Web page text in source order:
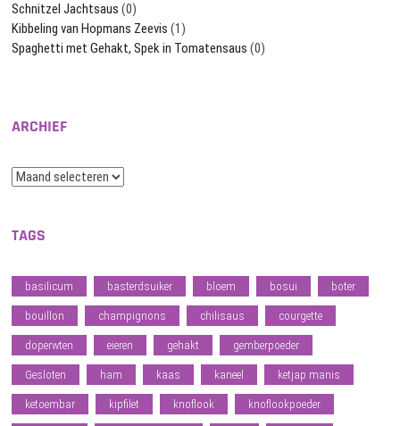
Schnitzel Jachtsaus (0)
Kibbeling van Hopmans Zeevis (1)
Spaghetti met Gehakt, Spek in Tomatensaus (0)
ARCHIEF
Archief
TAGS
basilicum basterdsuiker bloem bosui boter
bouillon champignons chilisaus courgette
doperwten eieren gehakt gemberpoeder
Gesloten ham kaas kaneel ketjap manis
ketoembar kipfilet knoflook knoflookpoeder